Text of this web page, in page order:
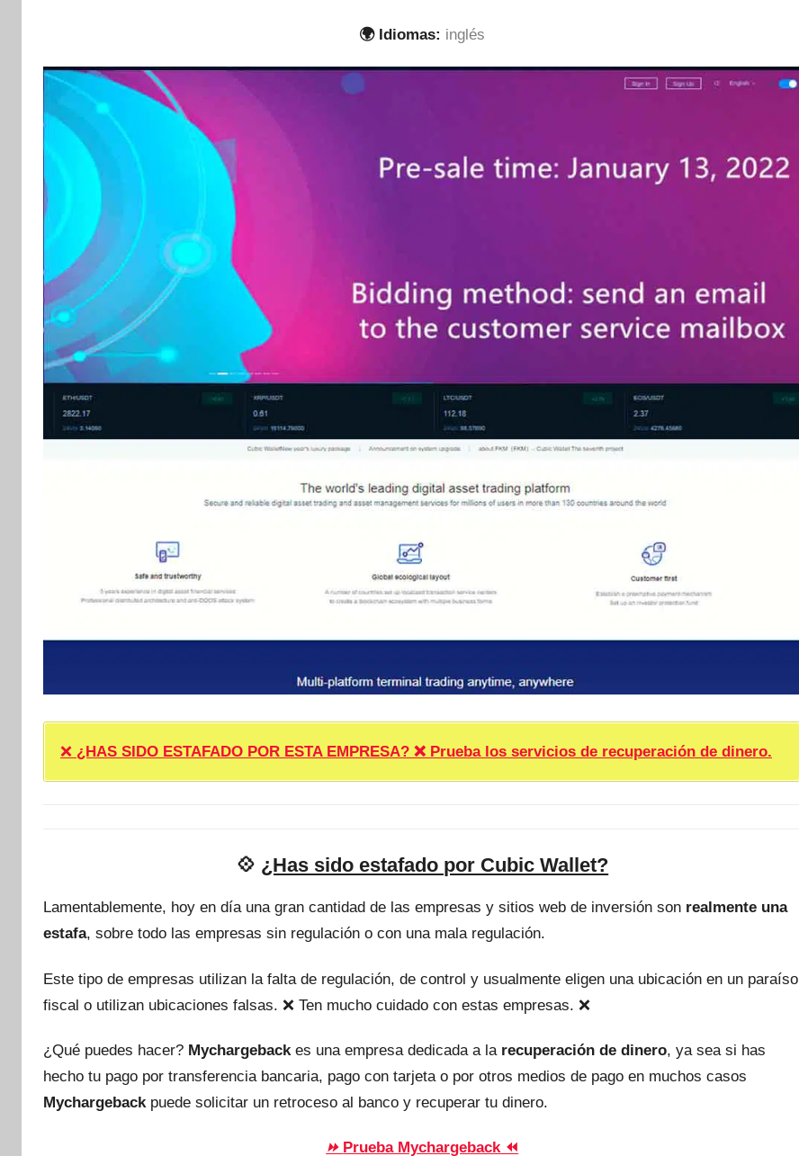
🌍 Idiomas: inglés
❌ ¿HAS SIDO ESTAFADO POR ESTA EMPRESA? ❌ Prueba los servicios de recuperación de dinero.
💠 ¿Has sido estafado por Cubic Wallet?
Lamentablemente, hoy en día una gran cantidad de las empresas y sitios web de inversión son realmente una
estafa, sobre todo las empresas sin regulación o con una mala regulación.
Este tipo de empresas utilizan la falta de regulación, de control y usualmente eligen una ubicación en un paraíso
fiscal o utilizan ubicaciones falsas. ❌ Ten mucho cuidado con estas empresas. ❌
¿Qué puedes hacer? Mychargebackes una empresa dedicada a la recuperación de dinero, ya sea si has
hecho tu pago por transferencia bancaria, pago con tarjeta o por otros medios de pago en muchos casos
Mychargebackpuede solicitar un retroceso al banco y recuperar tu dinero.
⏩ Prueba Mychargeback ⏪